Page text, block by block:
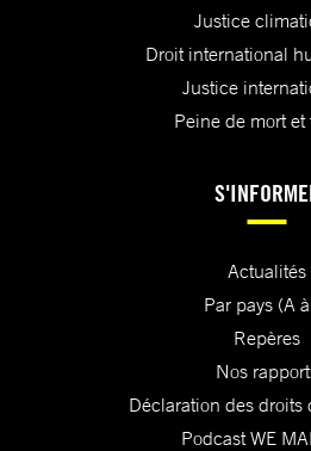
Justice
Droit international
Justice
Peine de mort et
Actualités
Par pays (A
Repères
Nos
Déclaration des droits
Podcast WE